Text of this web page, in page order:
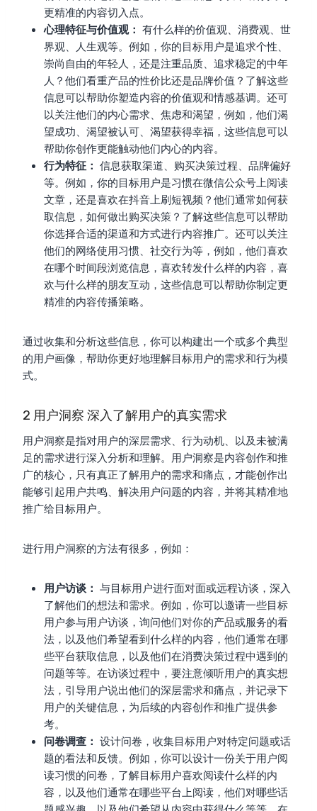
更精准的内容切入点。
心理特征与价值观： 有什么样的价值观、消费观、世
界观、人生观等。例如，你的目标用户是追求个性、
崇尚自由的年轻人，还是注重品质、追求稳定的中年
人？他们看重产品的性价比还是品牌价值？了解这些
信息可以帮助你塑造内容的价值观和情感基调。还可
以关注他们的内心需求、焦虑和渴望，例如，他们渴
望成功、渴望被认可、渴望获得幸福，这些信息可以
帮助你创作更能触动他们内心的内容。
行为特征： 信息获取渠道、购买决策过程、品牌偏好
等。例如，你的目标用户是习惯在微信公众号上阅读
文章，还是喜欢在抖音上刷短视频？他们通常如何获
取信息，如何做出购买决策？了解这些信息可以帮助
你选择合适的渠道和方式进行内容推广。还可以关注
他们的网络使用习惯、社交行为等，例如，他们喜欢
在哪个时间段浏览信息，喜欢转发什么样的内容，喜
欢与什么样的朋友互动，这些信息可以帮助你制定更
精准的内容传播策略。
通过收集和分析这些信息，你可以构建出一个或多个典型
的用户画像，帮助你更好地理解目标用户的需求和行为模
式。
2 用户洞察 深入了解用户的真实需求
用户洞察是指对用户的深层需求、行为动机、以及未被满
足的需求进行深入分析和理解。用户洞察是内容创作和推
广的核心，只有真正了解用户的需求和痛点，才能创作出
能够引起用户共鸣、解决用户问题的内容，并将其精准地
推广给目标用户。
进行用户洞察的方法有很多，例如：
用户访谈： 与目标用户进行面对面或远程访谈，深入
了解他们的想法和需求。例如，你可以邀请一些目标
用户参与用户访谈，询问他们对你的产品或服务的看
法，以及他们希望看到什么样的内容，他们通常在哪
些平台获取信息，以及他们在消费决策过程中遇到的
问题等等。在访谈过程中，要注意倾听用户的真实想
法，引导用户说出他们的深层需求和痛点，并记录下
用户的关键信息，为后续的内容创作和推广提供参
考。
问卷调查： 设计问卷，收集目标用户对特定问题或话
题的看法和反馈。例如，你可以设计一份关于用户阅
读习惯的问卷，了解目标用户喜欢阅读什么样的内
容，以及他们通常在哪些平台上阅读，他们对哪些话